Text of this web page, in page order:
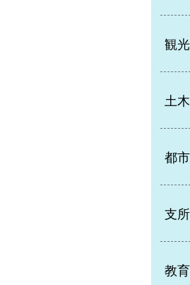
観
土
都
支所
教